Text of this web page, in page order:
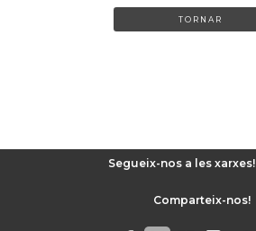
TORNAR
Segueix-nos a les xarxes!